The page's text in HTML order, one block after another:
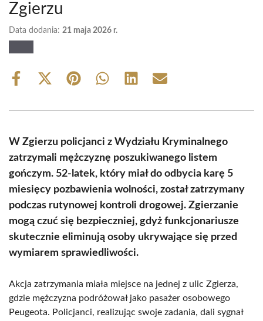
Zgierzu
Data dodania: 21 maja 2026 r.
Share
Share
(Twitter)
Share Share Share Share
W Zgierzu policjanci z Wydziału Kryminalnego
zatrzymali mężczyznę poszukiwanego listem
gończym. 52-latek, który miał do odbycia karę 5
miesięcy pozbawienia wolności, został zatrzymany
podczas rutynowej kontroli drogowej. Zgierzanie
mogą czuć się bezpieczniej, gdyż funkcjonariusze
skutecznie eliminują osoby ukrywające się przed
wymiarem sprawiedliwości.
Akcja zatrzymania miała miejsce na jednej z ulic Zgierza,
gdzie mężczyzna podróżował jako pasażer osobowego
Peugeota. Policjanci, realizując swoje zadania, dali sygnał